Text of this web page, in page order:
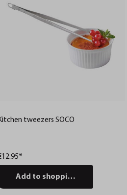
tweezers SOCO
Add to shopping cart